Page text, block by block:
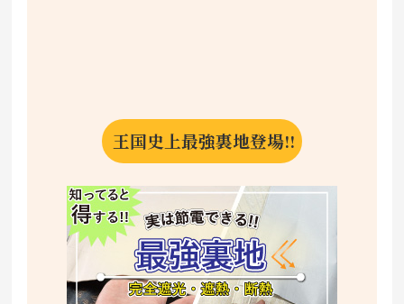
王国史上最強裏地登場!!